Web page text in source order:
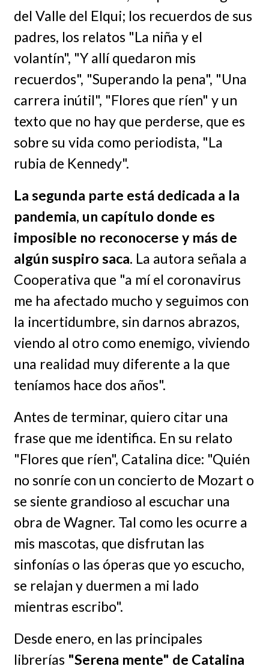
del Valle del Elqui; los recuerdos de sus
padres, los relatos "La niña y el
volantín", "Y allí quedaron mis
recuerdos", "Superando la pena", "Una
carrera inútil", "Flores que ríen" y un
texto que no hay que perderse, que es
sobre su vida como periodista, "La
rubia de Kennedy".
La segunda parte está dedicada a la
pandemia, un capítulo donde es
imposible no reconocerse y más de
algún suspiro saca. La autora señala a
Cooperativa que "a mí el coronavirus
me ha afectado mucho y seguimos con
la incertidumbre, sin darnos abrazos,
viendo al otro como enemigo, viviendo
una realidad muy diferente a la que
teníamos hace dos años".
Antes de terminar, quiero citar una
frase que me identifica. En su relato
"Flores que ríen", Catalina dice: "Quién
no sonríe con un concierto de Mozart o
se siente grandioso al escuchar una
obra de Wagner. Tal como les ocurre a
mis mascotas, que disfrutan las
sinfonías o las óperas que yo escucho,
se relajan y duermen a mi lado
mientras escribo".
Desde enero, en las principales
librerías "Serena mente" de Catalina